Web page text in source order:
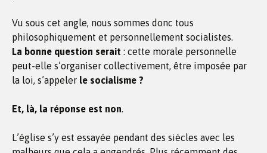
Vu sous cet angle, nous sommes donc tous
philosophiquement et personnellement socialistes.
La bonne question serait : cette morale personnelle
peut-elle s’organiser collectivement, être imposée par
la loi, s’appeler le socialisme ?
Et, là, la réponse est non.
L’église s’y est essayée pendant des siècles avec les